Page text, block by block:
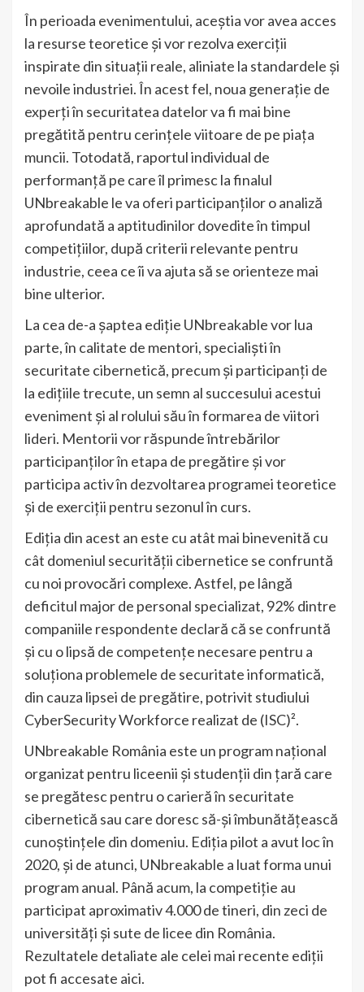
În perioada evenimentului, aceștia vor avea acces
la resurse teoretice și vor rezolva exerciții
inspirate din situații reale, aliniate la standardele și
nevoile industriei. În acest fel, noua generație de
experți în securitatea datelor va fi mai bine
pregătită pentru cerințele viitoare de pe piața
muncii. Totodată, raportul individual de
performanță pe care îl primesc la finalul
UNbreakable le va oferi participanților o analiză
aprofundată a aptitudinilor dovedite în timpul
competițiilor, după criterii relevante pentru
industrie, ceea ce îi va ajuta să se orienteze mai
bine ulterior.
La cea de-a șaptea ediție UNbreakable vor lua
parte, în calitate de mentori, specialiști în
securitate cibernetică, precum și participanți de
la edițiile trecute, un semn al succesului acestui
eveniment și al rolului său în formarea de viitori
lideri. Mentorii vor răspunde întrebărilor
participanților în etapa de pregătire și vor
participa activ în dezvoltarea programei teoretice
și de exerciții pentru sezonul în curs.
Ediția din acest an este cu atât mai binevenită cu
cât domeniul securității cibernetice se confruntă
cu noi provocări complexe. Astfel, pe lângă
deficitul major de personal specializat, 92% dintre
companiile respondente declară că se confruntă
și cu o lipsă de competențe necesare pentru a
soluționa problemele de securitate informatică,
din cauza lipsei de pregătire, potrivit studiului
CyberSecurity Workforce realizat de (ISC)².
UNbreakable România este un program național
organizat pentru liceenii și studenții din țară care
se pregătesc pentru o carieră în securitate
cibernetică sau care doresc să-și îmbunătățească
cunoștințele din domeniu. Ediția pilot a avut loc în
2020, și de atunci, UNbreakable a luat forma unui
program anual. Până acum, la competiție au
participat aproximativ 4.000 de tineri, din zeci de
universități și sute de licee din România.
Rezultatele detaliate ale celei mai recente ediții
pot fi accesate aici.